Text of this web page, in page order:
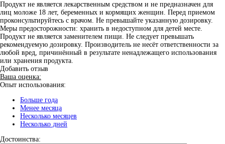
Продукт не является лекарственным средством и не предназначен для
лиц моложе 18 лет, беременных и кормящих женщин. Перед приемом
проконсультируйтесь с врачом. Не превышайте указанную дозировку.
Меры предосторожности: хранить в недоступном для детей месте.
Продукт не является заменителем пищи. Не следует превышать
рекомендуемую дозировку. Производитель не несёт ответственности за
любой вред, причинённый в результате ненадлежащего использования
или хранения продукта.
Добавить отзыв
Ваша оценка:
Опыт использования:
Больше года
Менее месяца
Несколько месяцев
Несколько дней
Достоинства: